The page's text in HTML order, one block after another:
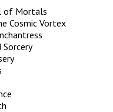
of Mortals
Cosmic Vortex